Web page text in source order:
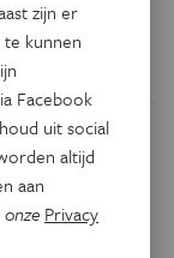
Waar zijn
we tinnitus
zoeken
zijn er
kunnen
Facebook
uit social
altijd
aan
Privacy